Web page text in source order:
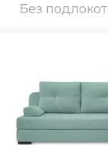
Без